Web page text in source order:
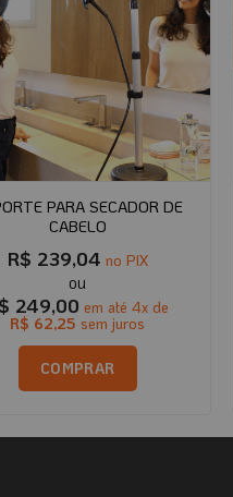
PARA SECADOR DE
CABELO
R$ 239,04 no PIX
249,00 em até4x de
R$ 62,25 sem juros
COMPRAR